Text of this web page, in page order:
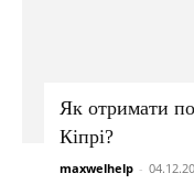
Як отримати
Кіпрі?
maxwelhelp -